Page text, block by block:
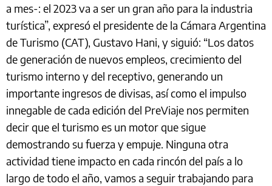
a mes-: el 2023 va a ser un gran año para la industria
turística”, expresó el presidente de la Cámara Argentina
de Turismo (CAT), Gustavo Hani, y siguió: “Los datos
de generación de nuevos empleos, crecimiento del
turismo interno y del receptivo, generando un
importante ingresos de divisas, así como el impulso
innegable de cada edición del PreViaje nos permiten
decir que el turismo es un motor que sigue
demostrando su fuerza y empuje. Ninguna otra
actividad tiene impacto en cada rincón del país a lo
largo de todo el año, vamos a seguir trabajando para